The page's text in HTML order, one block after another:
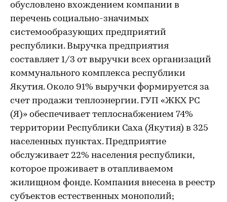
обусловлено вхождением компании в
перечень социально-значимых
системообразующих предприятий
республики. Выручка предприятия
составляет 1/3 от выручки всех организаций
коммунального комплекса республики
Якутия. Около 91% выручки формируется за
счет продажи теплоэнергии. ГУП «ЖКХ РС
(Я)» обеспечивает теплоснабжением 74%
территории Республики Саха (Якутия) в 325
населенных пунктах. Предприятие
обслуживает 22% населения республики,
которое проживает в отапливаемом
жилищном фонде. Компания внесена в реестр
субъектов естественных монополий;